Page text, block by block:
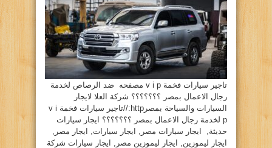
كروزر
لرجال
الأعمال
والدبلوماسيين
01008383000
مغلقة
تاجير سيارات فخمة v i p مصفحه ضد الرصاص لخدمة
رجال الاعمال بمصر ؟؟؟؟؟؟؟ شركة العلا لايجار
السيارات والسياحة بمصرhttp://تاجير سيارات فخمة v i
p لخدمة رجال الاعمال بمصر ؟؟؟؟؟؟؟ ايجار سيارات
حديثة, ايجار سيارات مصر, ايجار سيارات, ايجار مصر,
ايجار ليموزين, ايجار ليموزين مصر, ايجار سيارات شركة